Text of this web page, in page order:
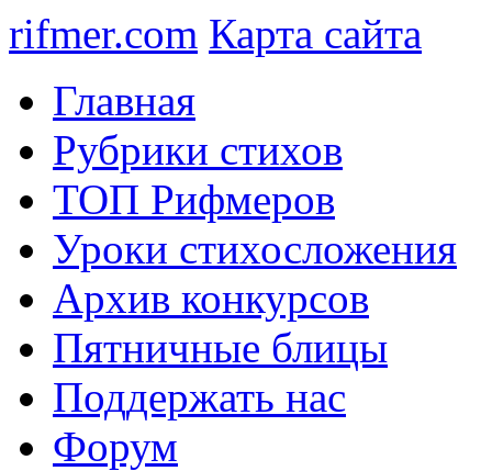
rifmer.com Карта сайта
Главная
Рубрики стихов
ТОП Рифмеров
Уроки стихосложения
Архив конкурсов
Пятничные блицы
Поддержать нас
Форум